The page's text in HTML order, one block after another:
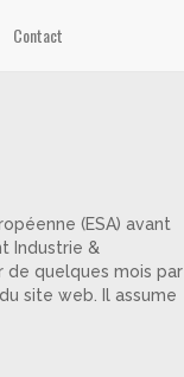
Contact
(ESA) avant
Industrie &
de quelques mois par
site web. Il assume